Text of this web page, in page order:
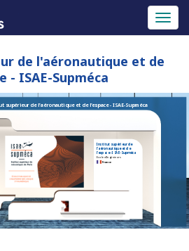
de l'aéronautique et de
- ISAE-Supméca
supérieur de l'aéronautique et de l'espace - ISAE-Supméca
Institut supérieur de
l'aéronautique et de
l'espace - ISAE-Supméca
Ecole d'Ingénieurs
France